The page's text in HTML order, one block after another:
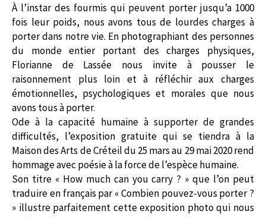
À l’instar des fourmis qui peuvent porter jusqu’a 1000
fois leur poids, nous avons tous de lourdes charges à
porter dans notre vie. En photographiant des personnes
du monde entier portant des charges physiques,
Florianne de Lassée nous invite à pousser le
raisonnement plus loin et à réfléchir aux charges
émotionnelles, psychologiques et morales que nous
avons tous à porter.
Ode à la capacité humaine à supporter de grandes
difficultés, l’exposition gratuite qui se tiendra à la
Maison des Arts de Créteil du 25 mars au 29 mai 2020 rend
hommage avec poésie à la force de l’espèce humaine.
Son titre « How much can you carry ? » que l’on peut
traduire en français par « Combien pouvez-vous porter ?
» illustre parfaitement cette exposition photo qui nous